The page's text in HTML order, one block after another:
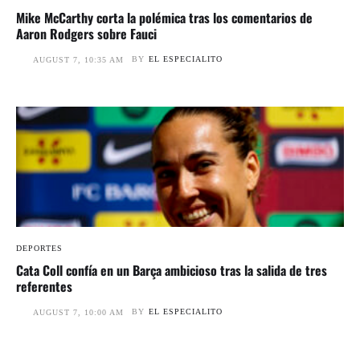
Mike McCarthy corta la polémica tras los comentarios de
Aaron Rodgers sobre Fauci
AUGUST 7, 10:35 AM BY EL ESPECIALITO
DEPORTES
Cata Coll confía en un Barça ambicioso tras la salida de tres
referentes
AUGUST 7, 10:00 AM BY EL ESPECIALITO